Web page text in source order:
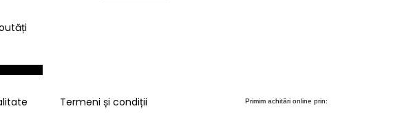
Termeni și condiții Primim achitări online prin: